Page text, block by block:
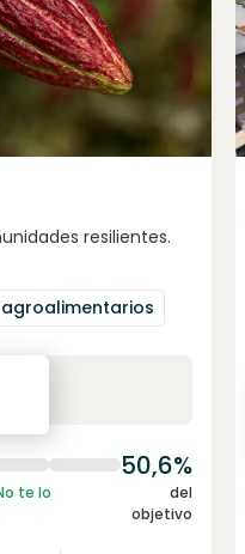
resilientes.
agroalimentarios
50,6%
te lo
del
objetivo